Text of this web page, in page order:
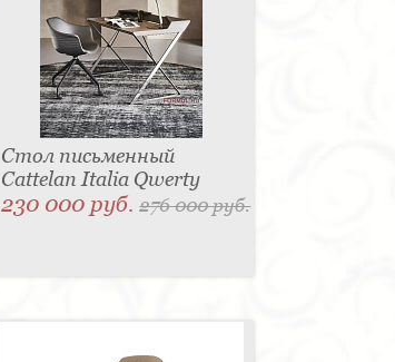
Стол письменный
Cattelan Italia Qwerty
230 000 руб.276 000 руб.